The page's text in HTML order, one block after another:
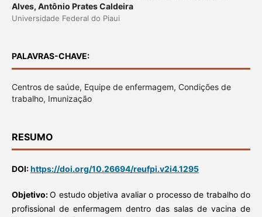
Alves, Antônio Prates Caldeira
Universidade Federal do Piaui
PALAVRAS-CHAVE:
Centros de saúde, Equipe de enfermagem, Condições de
trabalho, Imunização
RESUMO
DOI:https://doi.org/10.26694/reufpi.v2i4.1295
Objetivo:O estudo objetiva avaliar o processo de trabalho do
profissional de enfermagem dentro das salas de vacina de